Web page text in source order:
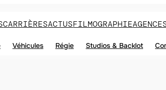
CARRIÈRESACTUSFILMOGRAPHIE
Véhicules Régie Studios & Backlot